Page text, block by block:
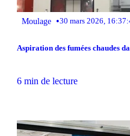
Moulage •30 mars 2026,
Aspiration des fumées chaudes
6 min de lecture